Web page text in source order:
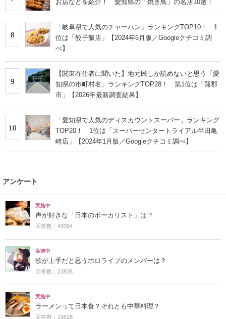
お店などを紹介！ 愛知県の「焼き鳥」の名店10選！
8
「岐阜県で人気のチャーハン」ランキングTOP10！ 1
位は「餃子飯店」【2024年6月版／Googleクチコミ調
べ】
9
【関東在住者に聞いた】地元民しか読めないと思う「愛
知県の市町村名」ランキングTOP28！ 第1位は「蒲郡
市」【2026年最新調査結果】
10
「愛知県で人気のディスカウントスーパー」ランキング
TOP20！ 1位は「スーパーセンタートライアル半田亀
崎店」【2024年1月版／Googleクチコミ調べ】
アンケート
実施中
声が好きな「日本のボーカリスト」は？
回答数：49394
実施中
歌が上手だと思うホロライブのメンバーは？
回答数：23835
実施中
ラーメンって日本食？それとも中華料理？
回答数：19628